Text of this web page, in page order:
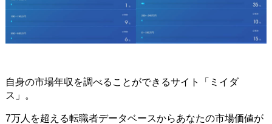
自身の市場年収を調べることができるサイト「ミイダ
ス」。
7万人を超える転職者データベースからあなたの市場価値が